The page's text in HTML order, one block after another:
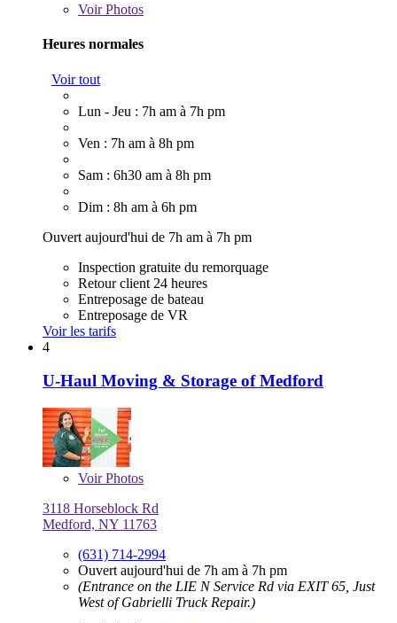
VoirPhotos
Heures normales
Voir tout
Lun - Jeu : 7h am à 7h pm
Ven : 7h am à 8h pm
Sam : 6h30 am à 8h pm
Dim : 8h am à 6h pm
Ouvert aujourd'hui de 7h am à 7h pm
Inspection gratuite du remorquage
Retour client 24 heures
Entreposage de bateau
Entreposage de VR
Voir les tarifs
4
U-Haul Moving & Storage of Medford
VoirPhotos
3118 Horseblock Rd
Medford, NY 11763
(631) 714-2994
Ouvert aujourd'hui de 7h am à 7h pm
(Entrance on the LIE N Service Rd via EXIT 65, Just
West of Gabrielli Truck Repair.)